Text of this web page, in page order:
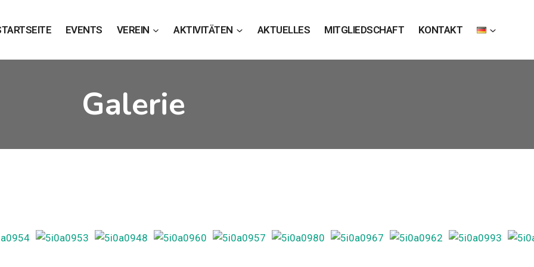
EVENTS VEREIN AKTIVITÄTEN AKTUELLES MITGLIEDSCHAFT KONTAKT
Galerie